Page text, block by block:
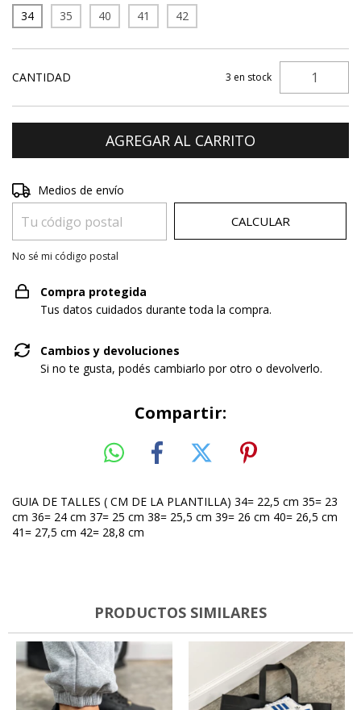
34
35 40 41 42
CANTIDAD 3 en stock
Entregas para el CP:
Medios de envío
CALCULAR
No sé mi código postal
Compra protegida
Tus datos cuidados durante toda la compra.
Cambios y devoluciones
Si no te gusta, podés cambiarlo por otro o devolverlo.
Compartir:
GUIA DE TALLES ( CM DE LA PLANTILLA) 34= 22,5 cm 35= 23
cm 36= 24 cm 37= 25 cm 38= 25,5 cm 39= 26 cm 40= 26,5 cm
41= 27,5 cm 42= 28,8 cm
PRODUCTOS SIMILARES